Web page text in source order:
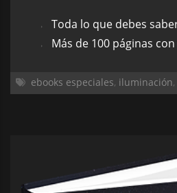
Toda lo que debes saber sobre
Más de 100 páginas con todas las
ebooks especiales, iluminación,